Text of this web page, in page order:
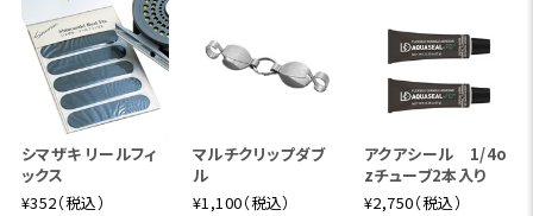
シマザキ リールフィ
ックス
¥352（税込）
マルチクリップダブ
ル
¥1,100（税込）
アクアシール 1/4o
zチューブ2本入り
¥2,750（税込）